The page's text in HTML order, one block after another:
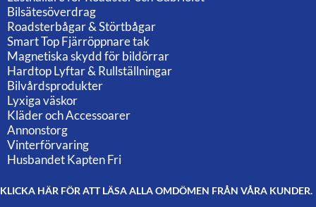
Bilsätesöverdrag
Roadsterbågar & Störtbågar
Smart Top Fjärröppnare tak
Magnetiska skydd för bildörrar
Hardtop Lyftar & Rullställningar
Bilvårdsprodukter
Lyxiga väskor
Kläder och Accessoarer
Annonstorg
Vinterförvaring
Husbandet Kapten Fri
KLICKA HÄR FÖR ATT LÄSA ALLA OMDÖMEN FRÅN VÅRA KUNDER.